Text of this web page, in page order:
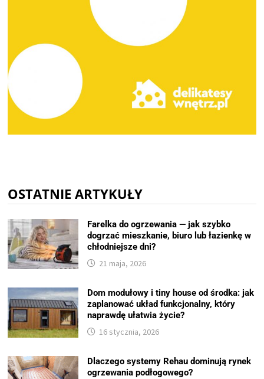
OSTATNIE ARTYKUŁY
Farelka do ogrzewania — jak szybko
dogrzać mieszkanie, biuro lub łazienkę w
chłodniejsze dni?
21 maja, 2026
Dom modułowy i tiny house od środka: jak
zaplanować układ funkcjonalny, który
naprawdę ułatwia życie?
16 stycznia, 2026
Dlaczego systemy Rehau dominują rynek
ogrzewania podłogowego?